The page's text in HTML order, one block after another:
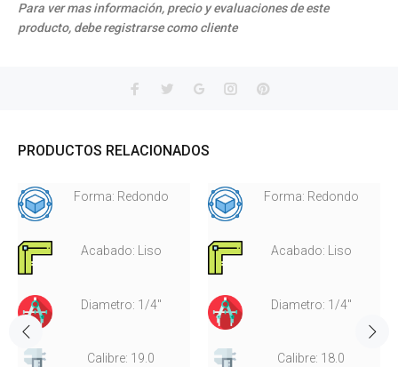
Para ver mas información, precio y evaluaciones de este
producto, debe registrarse como cliente
PRODUCTOS RELACIONADOS
Forma: Redondo
Acabado: Liso
Diametro: 1/4"
Calibre: 19.0
Forma: Redondo
Acabado: Liso
Diametro: 1/4"
Calibre: 18.0